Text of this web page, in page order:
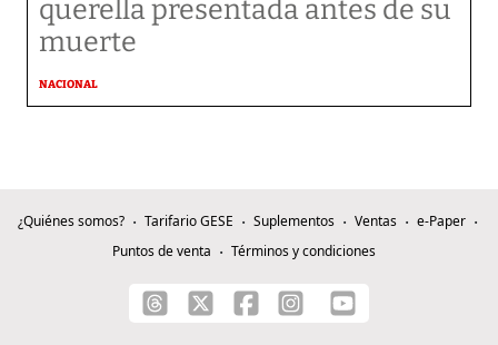
querella presentada antes de su
muerte
NACIONAL
¿Quiénes somos? Tarifario GESE Suplementos Ventas
e-Paper
Puntos de venta
Términos y condiciones